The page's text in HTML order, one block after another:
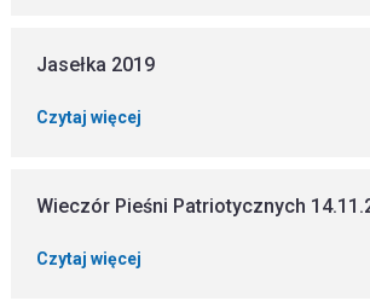
Jasełka 2019
Czytaj więcej
Wieczór Pieśni Patriotycznych
Czytaj więcej